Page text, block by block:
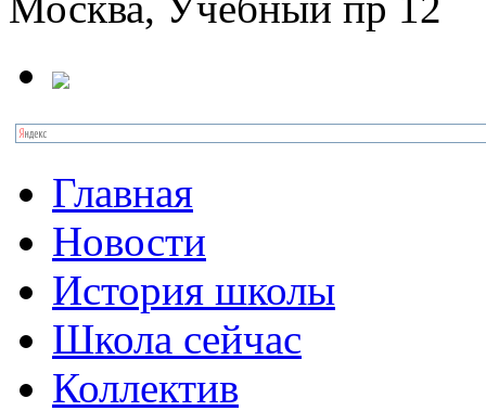
Главная
Новости
История школы
Школа сейчас
Коллектив